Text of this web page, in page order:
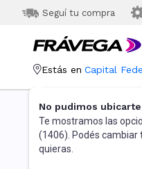
Seguí tu compra
Estás en Capital
No pudimos ubicarte
Te mostramos las
(1406). Podés cambiar
quieras.